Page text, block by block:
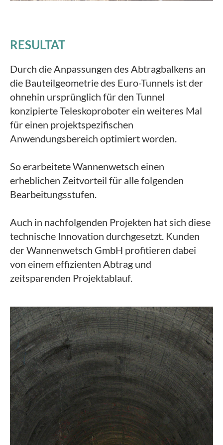
RESULTAT
Durch die Anpassungen des Abtragbalkens an
die Bauteilgeometrie des Euro-Tunnels ist der
ohnehin ursprünglich für den Tunnel
konzipierte Teleskoproboter ein weiteres Mal
für einen projektspezifischen
Anwendungsbereich optimiert worden.
So erarbeitete Wannenwetsch einen
erheblichen Zeitvorteil für alle folgenden
Bearbeitungsstufen.
Auch in nachfolgenden Projekten hat sich diese
technische Innovation durchgesetzt. Kunden
der Wannenwetsch GmbH profitieren dabei
von einem effizienten Abtrag und
zeitsparenden Projektablauf.